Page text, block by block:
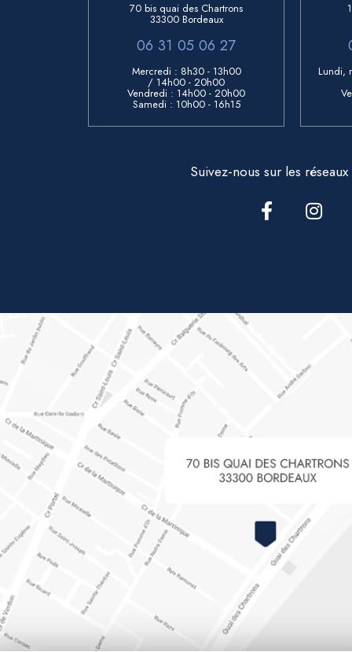
70 bis quai des Chartrons
33300 Bordeaux
06 31 05 06 27
Mercredi : 8h30 - 13h00
/ 14h00 - 20h00
Vendredi : 14h00 - 20h00
Samedi : 10h00 - 16h15
Lundi,
Suivez-nous sur les